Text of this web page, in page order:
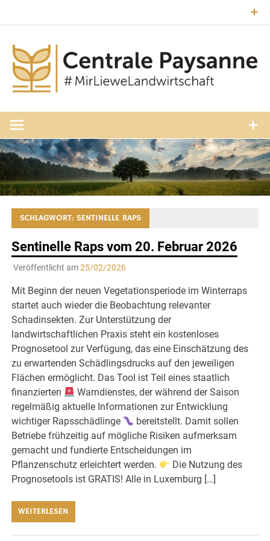
SCHLAGWORT: SENTINELLE RAPS
Sentinelle Raps vom 20. Februar 2026
Veröffentlicht am25/02/2026
Mit Beginn der neuen Vegetationsperiode im Winterraps
startet auch wieder die Beobachtung relevanter
Schadinsekten. Zur Unterstützung der
landwirtschaftlichen Praxis steht ein kostenloses
Prognosetool zur Verfügung, das eine Einschätzung des
zu erwartenden Schädlingsdrucks auf den jeweiligen
Flächen ermöglicht. Das Tool ist Teil eines staatlich
finanzierten
Warndienstes, der während der Saison
regelmäßig aktuelle Informationen zur Entwicklung
wichtiger Rapsschädlinge
bereitstellt. Damit sollen
Betriebe frühzeitig auf mögliche Risiken aufmerksam
gemacht und fundierte Entscheidungen im
Pflanzenschutz erleichtert werden.
Die Nutzung des
Prognosetools ist GRATIS! Alle in Luxemburg […]
WEITERLESEN